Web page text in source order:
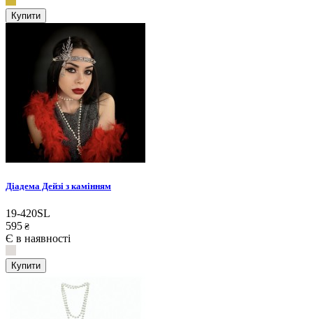
Купити
Діадема Дейзі з камінням
19-420SL
595 ₴
Є в наявності
Купити